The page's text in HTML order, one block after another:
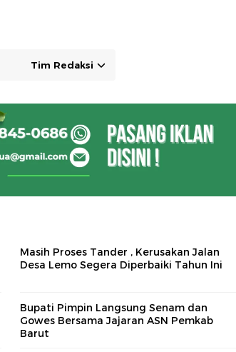
Tim Redaksi
Masih Proses Tander , Kerusakan Jalan
Desa Lemo Segera Diperbaiki Tahun Ini
Bupati Pimpin Langsung Senam dan
Gowes Bersama Jajaran ASN Pemkab
Barut